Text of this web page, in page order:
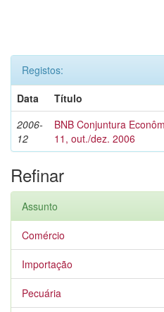
Registos:
Data
Título
2006-
12
BNB Conjuntura
11, out./dez. 2006
Refinar
Assunto
Comércio
Importação
Pecuária